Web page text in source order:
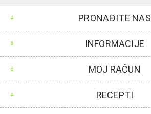
PRONAĐITE NAS
INFORMACIJE
MOJ RAČUN
RECEPTI